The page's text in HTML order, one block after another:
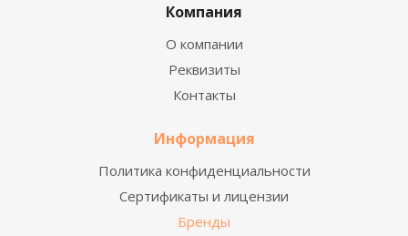
Компания
О компании
Реквизиты
Контакты
Информация
Политика конфиденциальности
Сертификаты и лицензии
Бренды